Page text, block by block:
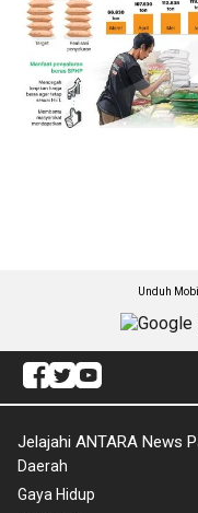
Unduh
Jelajahi ANTARA News
Daerah
Gaya Hidup